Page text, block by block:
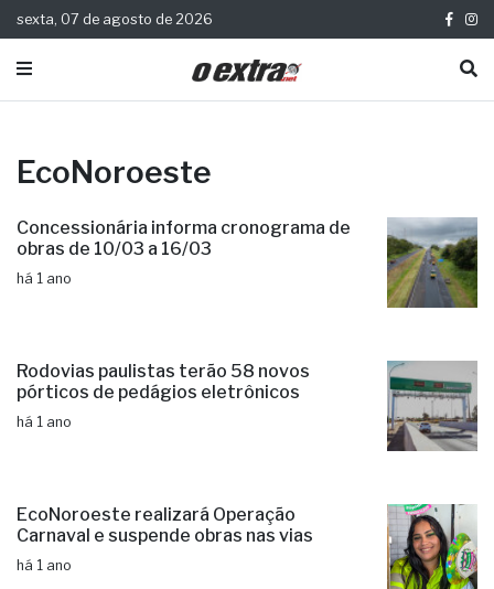
sexta, 07 de agosto de 2026
EcoNoroeste
Concessionária informa cronograma de
obras de 10/03 a 16/03
há 1 ano
Rodovias paulistas terão 58 novos
pórticos de pedágios eletrônicos
há 1 ano
EcoNoroeste realizará Operação
Carnaval e suspende obras nas vias
há 1 ano